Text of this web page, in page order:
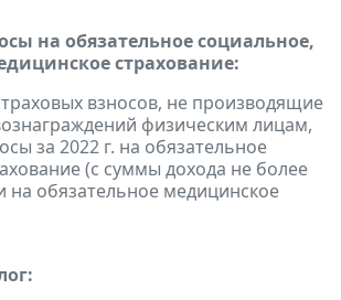
на обязательное социальное,
страхование:
взносов, не производящие
физическим лицам,
за 2022 г. на обязательное
(с суммы дохода не более
на обязательное медицинское